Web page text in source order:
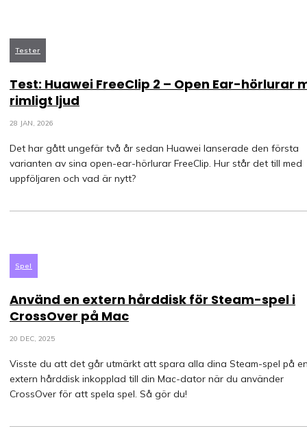
Tester
Test: Huawei FreeClip 2 – Open Ear-hörlurar
rimligt ljud
28 JAN, 2026
Det har gått ungefär två år sedan Huawei lanserade den första
varianten av sina open-ear-hörlurar FreeClip. Hur står det till med
uppföljaren och vad är nytt?
Spel
Använd en extern hårddisk för Steam-spel i
CrossOver på Mac
20 DEC, 2025
Visste du att det går utmärkt att spara alla dina Steam-spel på
extern hårddisk inkopplad till din Mac-dator när du använder
CrossOver för att spela spel. Så gör du!